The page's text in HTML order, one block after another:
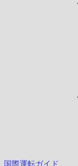
国際運転ガイド